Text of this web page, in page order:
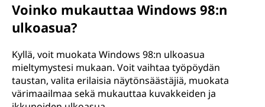
Voinko mukauttaa Windows 98:n
ulkoasua?
Kyllä, voit muokata Windows 98:n ulkoasua
mieltymystesi mukaan. Voit vaihtaa työpöydän
taustan, valita erilaisia näytönsäästäjiä, muokata
värimaailmaa sekä mukauttaa kuvakkeiden ja